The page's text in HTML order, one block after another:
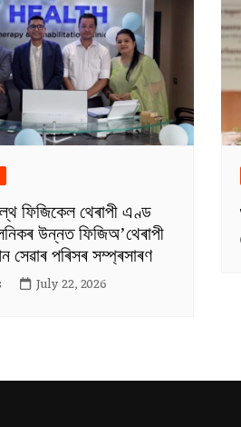
ফিজিকেল থেৰাপী এণ্ড
উন্নত ফিজিঅ’থেৰাপী
পৰিসৰ সম্প্ৰসাৰণ
July 22, 2026